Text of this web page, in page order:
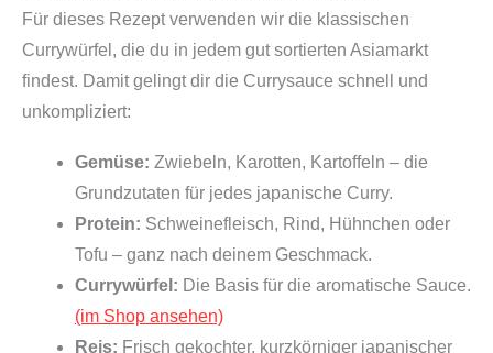
Für dieses Rezept verwenden wir die klassischen
Currywürfel, die du in jedem gut sortierten Asiamarkt
findest. Damit gelingt dir die Currysauce schnell und
unkompliziert:
Gemüse: Zwiebeln, Karotten, Kartoffeln – die
Grundzutaten für jedes japanische Curry.
Protein: Schweinefleisch, Rind, Hühnchen oder
Tofu – ganz nach deinem Geschmack.
Currywürfel: Die Basis für die aromatische Sauce.
(im Shop ansehen)
Reis: Frisch gekochter, kurzkörniger japanischer